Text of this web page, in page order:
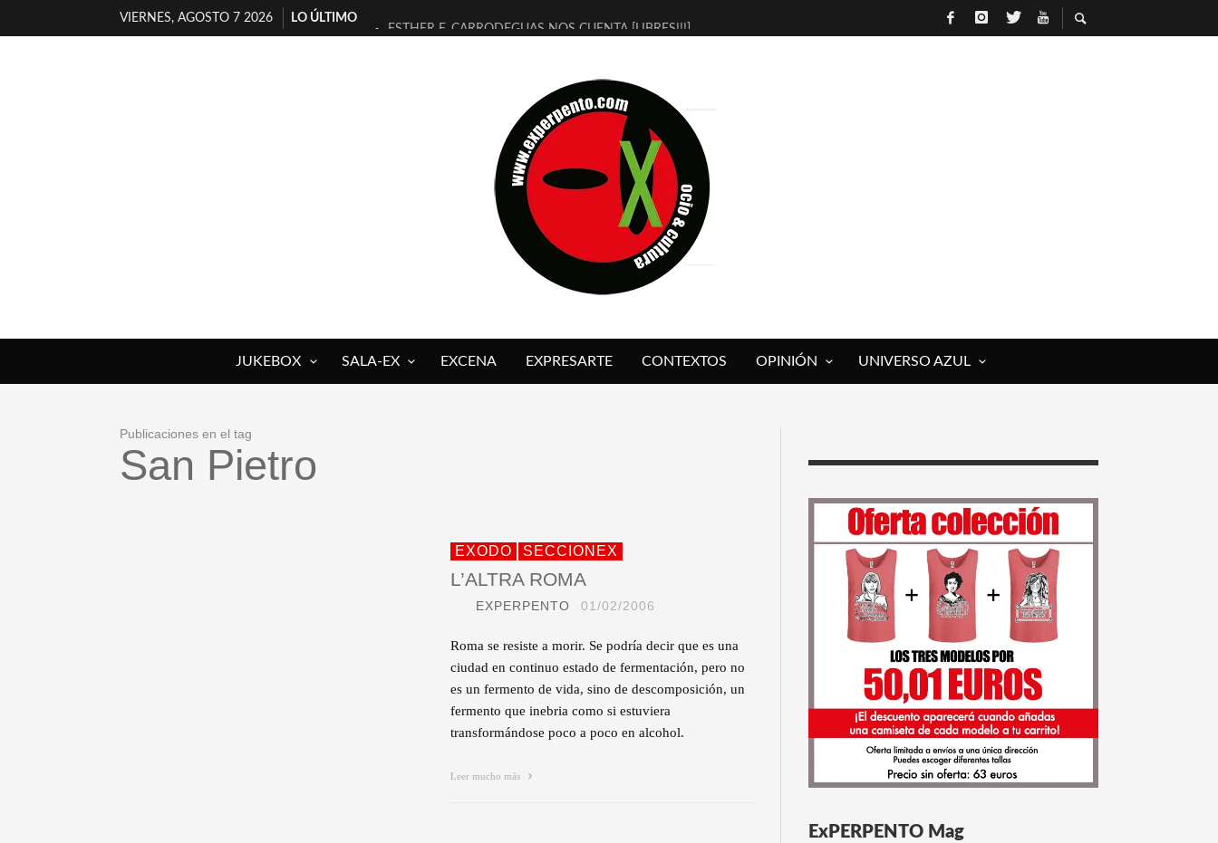
VIERNES, AGOSTO 7 2026
LO ÚLTIMO
ESTHER F. CARRODEGUAS NOS CUENTA [LIBRES!!!]
[ELECTRA JONDA] DE JUAN GUERRERO ZAMORA
TIMBRE 4, LA ESCUELA DEL DIRECTOR TEATRAL CLAUDIO TOLCACHIR
30 AÑOS (NO ES NADA) DE LA KATARSIS DEL TOMATAZO
MILITARES JUDÍAS EN #EXVITA
D’BALDOMEROS REINVENTAN [BITÁCORA 3.0] EN EXVITA
MARSHALL FLASH PRESENTA EN EXVITA [RELATIVA SENCILLEZ]
JOFRE BARDAGÍ EN EXVITA INTERPRETANDO A SERRAT
JUKEBOX SALA-EX EXCENA EXPRESARTE CONTEXTOS OPINIÓN UNIVERSO AZUL
Publicaciones en el tag
San Pietro
EXODO SECCIONEX
L’ALTRA ROMA
EXPERPENTO 01/02/2006
Roma se resiste a morir. Se podría decir que es una
ciudad en continuo estado de fermentación, pero no
es un fermento de vida, sino de descomposición, un
fermento que inebria como si estuviera
transformándose poco a poco en alcohol.
Leer mucho más
ExPERPENTO Mag